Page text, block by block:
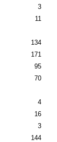
3
11
134
171
95
70
4
16
3
144